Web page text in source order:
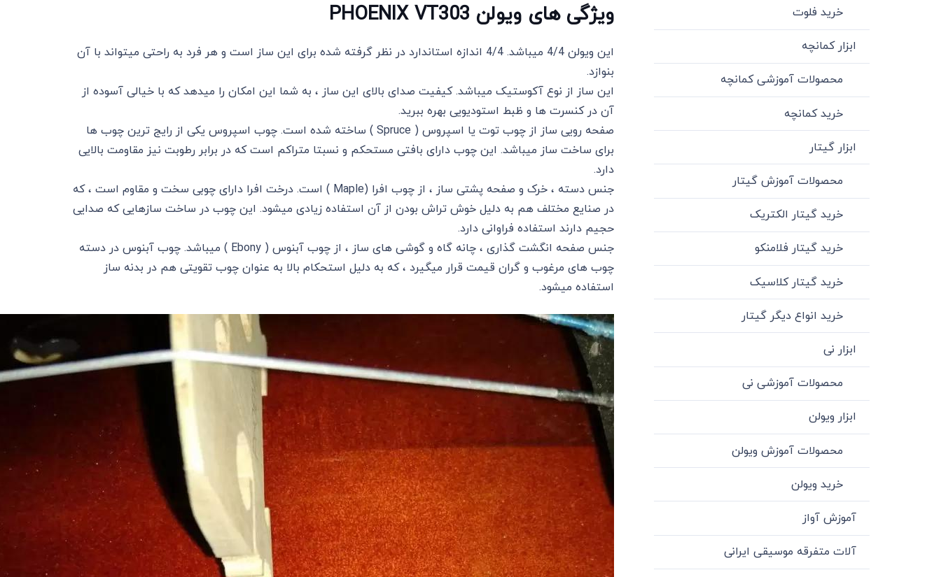
ویژگی های ویولن PHOENIX VT303
این ویولن 4/4 میباشد. 4/4 اندازه استاندارد در نظر گرفته شده برای این ساز است و هر فرد به راحتی میتواند با آن
بنوازد.
این ساز از نوع آکوستیک میباشد. کیفیت صدای بالای این ساز ، به شما این امکان را میدهد که با خیالی آسوده از
آن در کنسرت ها و ظبط استودیویی بهره ببرید.
صفحه رویی ساز از چوب توت یا اسپروس ( Spruce ) ساخته شده است. چوب اسپروس یکی از رایج ترین چوب ها
برای ساخت ساز میباشد. این چوب دارای بافتی مستحکم و نسبتا متراکم است که در برابر رطوبت نیز مقاومت بالایی
دارد.
جنس دسته ، خرک و صفحه پشتی ساز ، از چوب افرا (Maple ) است. درخت افرا دارای چوبی سخت و مقاوم است ، که
در صنایع مختلف هم به دلیل خوش تراش بودن از آن استفاده زیادی میشود. این چوب در ساخت سازهایی که صدایی
حجیم دارند استفاده فراوانی دارد.
جنس صفحه انگشت گذاری ، چانه گاه و گوشی های ساز ، از چوب آبنوس ( Ebony ) میباشد. چوب آبنوس در دسته
چوب های مرغوب و گران قیمت قرار میگیرد ، که به دلیل استحکام بالا به عنوان چوب تقویتی هم در بدنه ساز
استفاده میشود.
خرید فلوت
ابزار کمانچه
محصولات آموزشی کمانچه
خرید کمانچه
ابزار گیتار
محصولات آموزش گیتار
خرید گیتار الکتریک
خرید گیتار فلامنکو
خرید گیتار کلاسیک
خرید انواع دیگر گیتار
ابزار نی
محصولات آموزشی نی
ابزار ویولن
محصولات آموزش ویولن
خرید ویولن
آموزش آواز
آلات متفرقه موسیقی ایرانی